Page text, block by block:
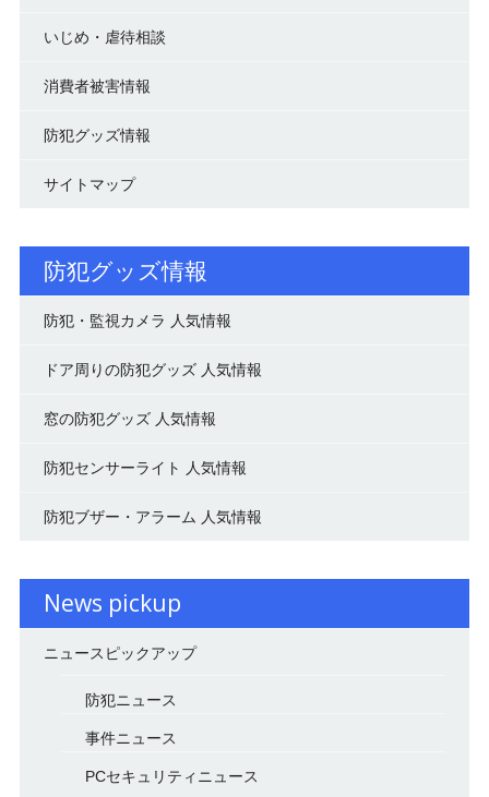
いじめ・虐待相談
消費者被害情報
防犯グッズ情報
サイトマップ
防犯グッズ情報
防犯・監視カメラ 人気情報
ドア周りの防犯グッズ 人気情報
窓の防犯グッズ 人気情報
防犯センサーライト 人気情報
防犯ブザー・アラーム 人気情報
News pickup
ニュースピックアップ
防犯ニュース
事件ニュース
PCセキュリティニュース